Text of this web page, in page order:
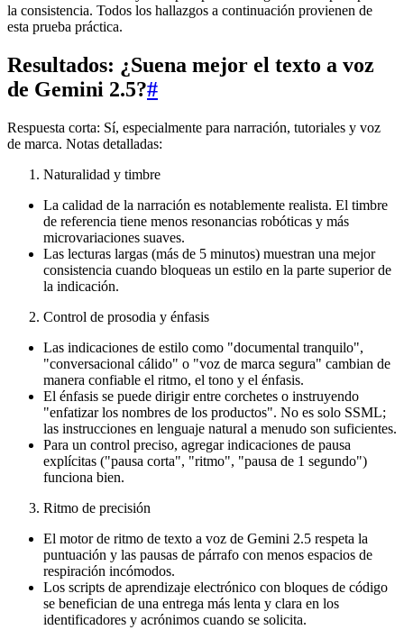
la consistencia. Todos los hallazgos a continuación provienen de
esta prueba práctica.
Resultados: ¿Suena mejor el texto a voz
de Gemini 2.5?#
Respuesta corta: Sí, especialmente para narración, tutoriales y voz
de marca. Notas detalladas:
Naturalidad y timbre
La calidad de la narración es notablemente realista. El timbre
de referencia tiene menos resonancias robóticas y más
microvariaciones suaves.
Las lecturas largas (más de 5 minutos) muestran una mejor
consistencia cuando bloqueas un estilo en la parte superior de
la indicación.
Control de prosodia y énfasis
Las indicaciones de estilo como "documental tranquilo",
"conversacional cálido" o "voz de marca segura" cambian de
manera confiable el ritmo, el tono y el énfasis.
El énfasis se puede dirigir entre corchetes o instruyendo
"enfatizar los nombres de los productos". No es solo SSML;
las instrucciones en lenguaje natural a menudo son suficientes.
Para un control preciso, agregar indicaciones de pausa
explícitas ("pausa corta", "ritmo", "pausa de 1 segundo")
funciona bien.
Ritmo de precisión
El motor de ritmo de texto a voz de Gemini 2.5 respeta la
puntuación y las pausas de párrafo con menos espacios de
respiración incómodos.
Los scripts de aprendizaje electrónico con bloques de código
se benefician de una entrega más lenta y clara en los
identificadores y acrónimos cuando se solicita.